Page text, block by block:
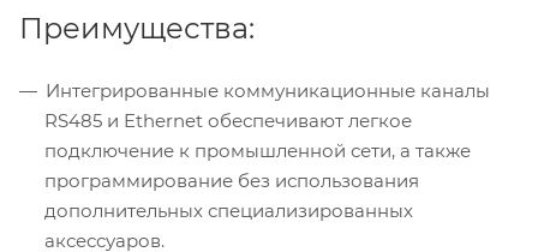
Преимущества:
Интегрированные коммуникационные каналы
RS485 и Ethernet обеспечивают легкое
подключение к промышленной сети, а также
программирование без использования
дополнительных специализированных
аксессуаров.